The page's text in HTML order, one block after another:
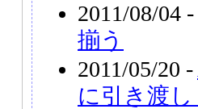
2011/08/04 -
揃う
2011/05/20 -
に引き渡